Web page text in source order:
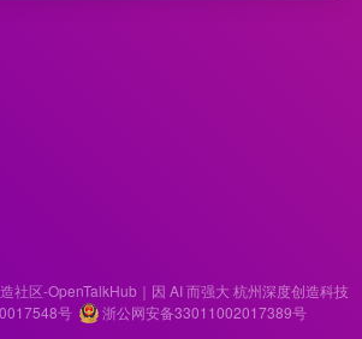
社区-OpenTalkHub｜因 AI 而强大 杭州深度创造科技
号
浙公网安备33011002017389号